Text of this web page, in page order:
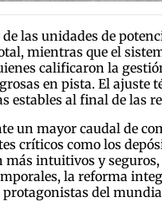
las unidades de
mientras que el
calificaron la
en pista. El ajuste
estables al final de las
un mayor caudal de
críticos como los
más intuitivos y
la reforma
del